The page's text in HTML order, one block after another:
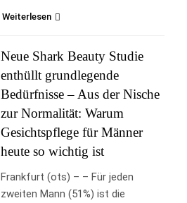
Weiterlesen
Neue Shark Beauty Studie
enthüllt grundlegende
Bedürfnisse – Aus der Nische
zur Normalität: Warum
Gesichtspflege für Männer
heute so wichtig ist
Frankfurt (ots) – – Für jeden
zweiten Mann (51%) ist die